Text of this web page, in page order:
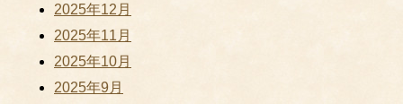
2025年12月
2025年11月
2025年10月
2025年9月